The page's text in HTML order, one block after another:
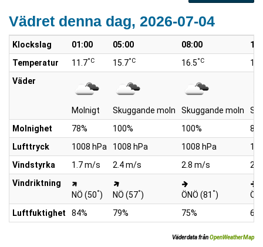
Vädret denna dag, 2026-07-04
Klockslag 01:00 05:00 08:00
Temperatur
11.7°C 15.7°C 16.5°C
Väder
Molnigt Skuggande moln Skuggande moln
Molnighet
78% 100% 100%
Lufttryck
1008 hPa 1008 hPa 1008 hPa
Vindstyrka
1.7 m/s 2.4 m/s 2.8 m/s
Vindriktning
NÖ (50°) NÖ (57°) ÖNÖ (81 °)
Luftfuktighet
84% 79% 75%
Väderdata frånOpenWeatherMap